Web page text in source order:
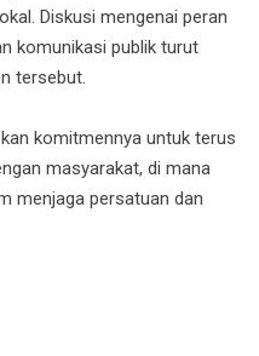
Diskusi mengenai peran
komunikasi publik turut
tersebut.
komitmennya untuk terus
masyarakat, di mana
menjaga persatuan dan